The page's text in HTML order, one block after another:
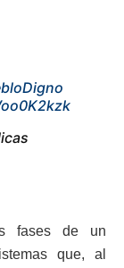
fases de un
que, al